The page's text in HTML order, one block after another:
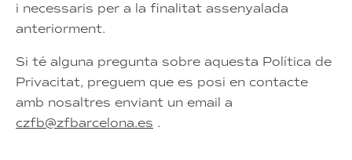
i necessaris per a la finalitat assenyalada
anteriorment.
Si té alguna pregunta sobre aquesta Política de
Privacitat, preguem que es posi en contacte
amb nosaltres enviant un email a
czfb@zfbarcelona.es .